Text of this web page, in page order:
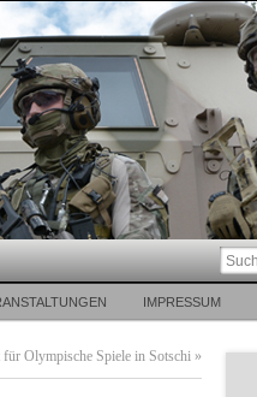
IMPRESSUM
für Olympische Spiele in Sotschi »